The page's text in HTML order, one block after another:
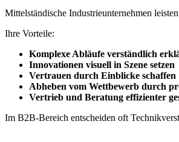
Mittelständische Industrieunternehmen
Ihre Vorteile:
Komplexe Abläufe verständlich
Innovationen visuell in Szene setzen
Vertrauen durch Einblicke schaffen
Abheben vom Wettbewerb durch
Vertrieb und Beratung effizienter
Im B2B-Bereich entscheiden oft